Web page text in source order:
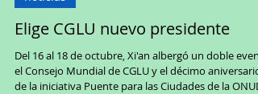
Elige CGLU nuevo presidente
Del 16 al 18 de octubre, Xi'an albergó un doble
el Consejo Mundial de CGLU y el décimo aniversario
de la iniciativa Puente para las Ciudades de la ONUDI